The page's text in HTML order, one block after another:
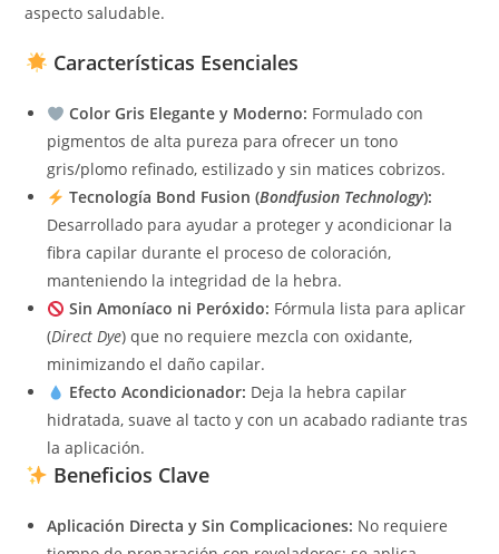
aspecto saludable.
Características Esenciales
Color Gris Elegante y Moderno: Formulado con
pigmentos de alta pureza para ofrecer un tono
gris/plomo refinado, estilizado y sin matices cobrizos.
Tecnología Bond Fusion (Bondfusion Technology):
Desarrollado para ayudar a proteger y acondicionar la
fibra capilar durante el proceso de coloración,
manteniendo la integridad de la hebra.
Sin Amoníaco ni Peróxido: Fórmula lista para aplicar
(Direct Dye) que no requiere mezcla con oxidante,
minimizando el daño capilar.
Efecto Acondicionador: Deja la hebra capilar
hidratada, suave al tacto y con un acabado radiante tras
la aplicación.
Beneficios Clave
Aplicación Directa y Sin Complicaciones: No requiere